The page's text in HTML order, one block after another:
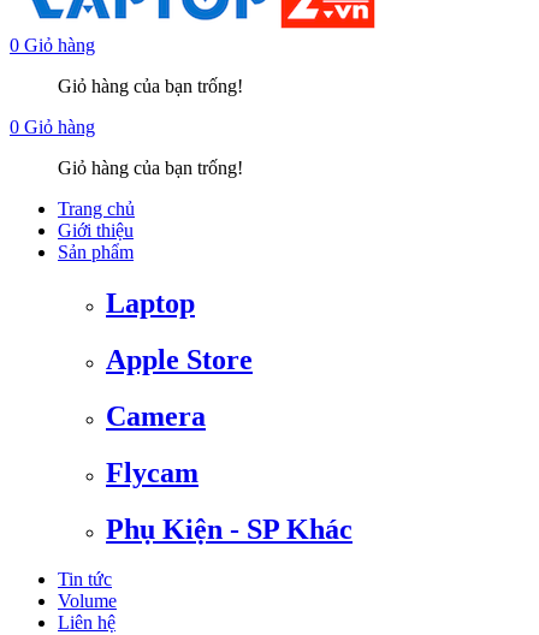
0 Giỏ hàng
Giỏ hàng của bạn trống!
0 Giỏ hàng
Giỏ hàng của bạn trống!
Trang chủ
Giới thiệu
Sản phẩm
Laptop
Apple Store
Camera
Flycam
Phụ Kiện - SP Khác
Tin tức
Volume
Liên hệ